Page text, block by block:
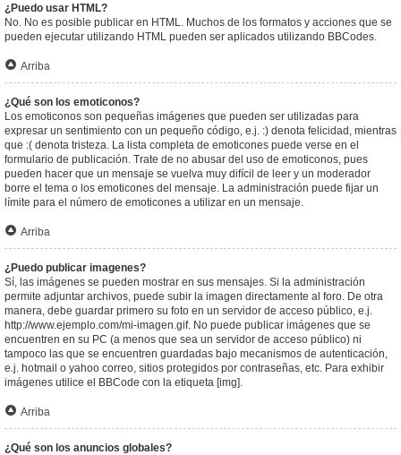
¿Puedo usar HTML?
No. No es posible publicar en HTML. Muchos de los formatos y acciones que se
pueden ejecutar utilizando HTML pueden ser aplicados utilizando BBCodes.
Arriba
¿Qué son los emoticonos?
Los emoticonos son pequeñas imágenes que pueden ser utilizadas para
expresar un sentimiento con un pequeño código, e.j. :) denota felicidad, mientras
que :( denota tristeza. La lista completa de emoticones puede verse en el
formulario de publicación. Trate de no abusar del uso de emoticonos, pues
pueden hacer que un mensaje se vuelva muy difícil de leer y un moderador
borre el tema o los emoticones del mensaje. La administración puede fijar un
límite para el número de emoticones a utilizar en un mensaje.
Arriba
¿Puedo publicar imagenes?
Sí, las imágenes se pueden mostrar en sus mensajes. Si la administración
permite adjuntar archivos, puede subir la imagen directamente al foro. De otra
manera, debe guardar primero su foto en un servidor de acceso público, e.j.
http://www.ejemplo.com/mi-imagen.gif. No puede publicar imágenes que se
encuentren en su PC (a menos que sea un servidor de acceso público) ni
tampoco las que se encuentren guardadas bajo mecanismos de autenticación,
e.j. hotmail o yahoo correo, sitios protegidos por contraseñas, etc. Para exhibir
imágenes utilice el BBCode con la etiqueta [img].
Arriba
¿Qué son los anuncios globales?